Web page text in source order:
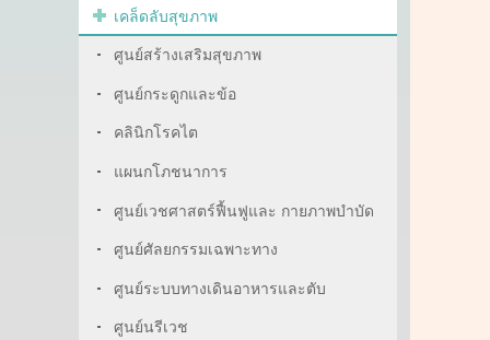
เคล็ดลับสุขภาพ
ศูนย์สร้างเสริมสุขภาพ
ศูนย์กระดูกและข้อ
คลินิกโรคไต
แผนกโภชนาการ
ศูนย์เวชศาสตร์ฟื้นฟูและ กายภาพบำบัด
ศูนย์ศัลยกรรมเฉพาะทาง
ศูนย์ระบบทางเดินอาหารและตับ
ศูนย์นรีเวช